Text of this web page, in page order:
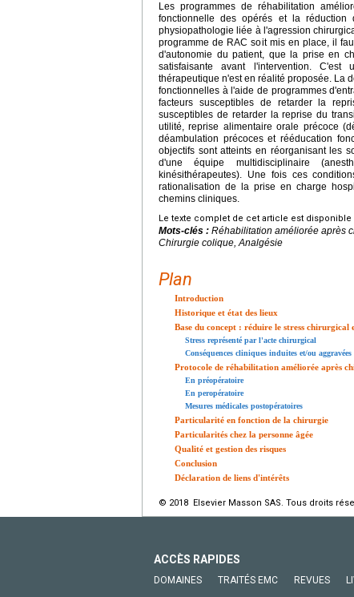
Les programmes de réhabilitation
fonctionnelle des opérés et la
physiopathologie liée à l'agression
programme de RAC soit mis en place, il
d'autonomie du patient, que la prise en
satisfaisante avant l'intervention. C'est
thérapeutique n'est en réalité proposée. La
fonctionnelles à l'aide de programmes
facteurs susceptibles de retarder la
susceptibles de retarder la reprise du
utilité, reprise alimentaire orale précoce
déambulation précoces et rééducation
objectifs sont atteints en réorganisant les
d'une équipe multidisciplinaire
kinésithérapeutes). Une fois ces
rationalisation de la prise en charge
chemins cliniques.
Le texte complet de cet article est disponible
Mots-clés : Réhabilitation améliorée après
Chirurgie colique, Analgésie
Plan
Introduction
Historique et état des lieux
Base du concept : réduire le stress
Stress représenté par l'acte chirurgical
Conséquences cliniques induites et/ou
Protocole de réhabilitation améliorée après
En préopératoire
En peropératoire
Mesures médicales postopératoires
Particularité en fonction de la chirurgie
Particularités chez la personne âgée
Qualité et gestion des risques
Conclusion
Déclaration de liens d'intérêts
© 2018 Elsevier Masson SAS. Tous droits
ACCÈS RAPIDES
DOMAINES TRAITÉS EMC REVUES